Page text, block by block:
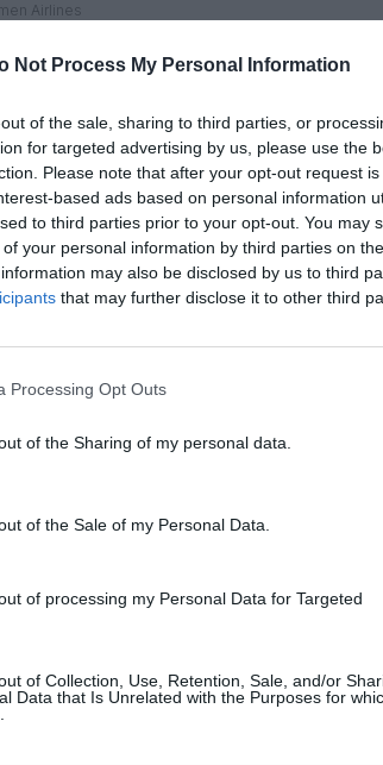
Not Process My Personal Information
of the sale, sharing to third parties, or
for targeted advertising by us, please use the
Please note that after your opt-out request
based ads based on personal information
to third parties prior to your opt-out. You may
your personal information by third parties on
may also be disclosed by us to third
that may further disclose it to other third
Processing Opt Outs
of the Sharing of my personal data.
of the Sale of my Personal Data.
of processing my Personal Data for Targeted
of Collection, Use, Retention, Sale, and/or
Data that Is Unrelated with the Purposes for
Airlines
Airlines
l’article ?